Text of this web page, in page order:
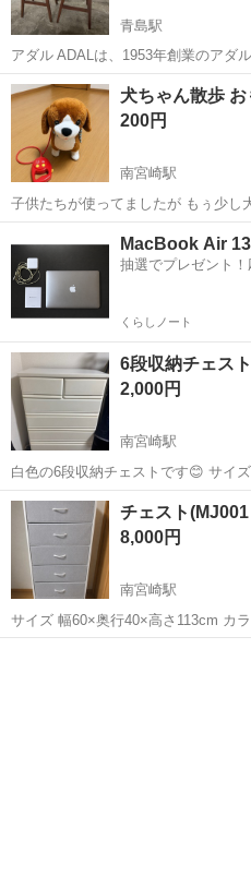
青島駅
アダル ADALは、1953年創業のアダ
ブランドです。70年以上にわたる開
級の自社総合工場による一貫生産体
います。定番のラインナップの...
宮崎 宮崎市 椅子
犬ちゃん散歩 お
200円
南宮崎駅
子供たちが使ってましたが もぅ少し
りします！ 動作に問題ありません ※ノークレーム･ノーリターンでお
願いします
お
MacBook Air
抽選でプレゼント！
くらしノート
6段収納チェス
2,000円
南宮崎駅
白色の6段収納チェストです😊 サイズは横幅75cm奥行40cm高さ
125cm 一番上が左右2つの小さめの引き出しになっていて、その下に
大きめの引き出しが5段あります。
納におすすめです✨ ...
宮崎 宮崎市 南宮崎駅 収
チェスト
8,000円
南宮崎駅
サイズ 幅60×奥行40×高さ113cm カラー ホワイト 本
購入したんですが 別の収納家具を購